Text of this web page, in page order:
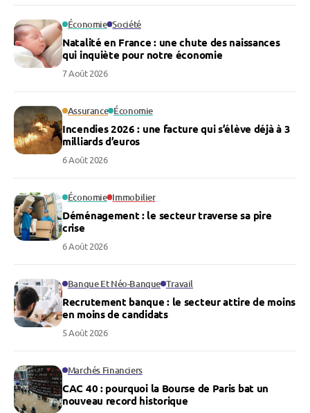
Économie Société
Natalité en France : une chute des naissances
qui inquiète pour notre économie
7 Août 2026
Assurance Économie
Incendies 2026 : une facture qui s’élève déjà à 3
milliards d’euros
6 Août 2026
Économie Immobilier
Déménagement : le secteur traverse sa pire
crise
6 Août 2026
Banque Et Néo-Banque Travail
Recrutement banque : le secteur attire de moins
en moins de candidats
5 Août 2026
Marchés Financiers
CAC 40 : pourquoi la Bourse de Paris bat un
nouveau record historique